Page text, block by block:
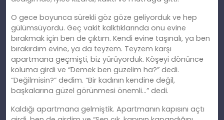
O gece boyunca sürekli göz göze geliyorduk ve hep
gülümsüyordu. Geç vakit kalktıklarında onu evine
bırakmak için ben de çıktım. Kendi evine taşınalı, ya ben
bırakırdım evine, ya da teyzem. Teyzem karşı
apartmana geçmişti, biz yürüyorduk. Köşeyi dönünce
koluma girdi ve “Demek ben güzelim ha?” dedi.
“Değilmisin?” dedim. “Bir kadının kendine değil,
başkalarına güzel görünmesi önemli…” dedi.
Kaldığı apartmana gelmiştik. Apartmanın kapısını açtı